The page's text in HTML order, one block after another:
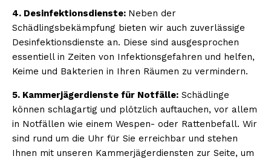
4. Desinfektionsdienste: Neben der
Schädlingsbekämpfung bieten wir auch zuverlässige
Desinfektionsdienste an. Diese sind ausgesprochen
essentiell in Zeiten von Infektionsgefahren und helfen,
Keime und Bakterien in Ihren Räumen zu vermindern.
5. Kammerjägerdienste für Notfälle: Schädlinge
können schlagartig und plötzlich auftauchen, vor allem
in Notfällen wie einem Wespen- oder Rattenbefall. Wir
sind rund um die Uhr für Sie erreichbar und stehen
Ihnen mit unseren Kammerjägerdiensten zur Seite, um